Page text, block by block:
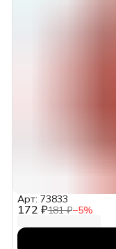
172 ₽181 ₽−5%
Арт: 73833